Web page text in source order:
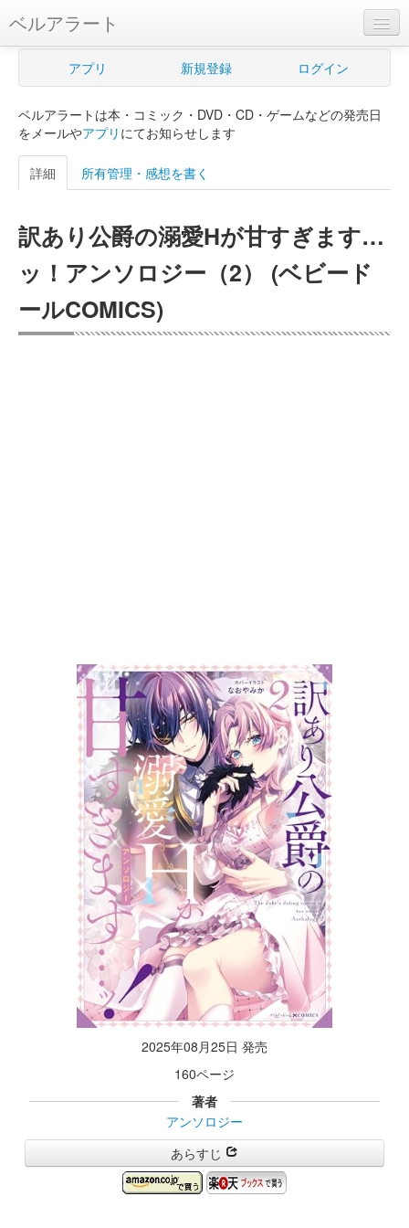
ベルアラート
ベルアラートとは
新規登録
ログイン
購入管理
Myシェルフ
プレミアム
アプリ 新規登録 ログイン
ベルアラートは本・コミック・DVD・CD・ゲームなどの発売日
をメールやアプリ にてお知らせします
詳細 所有管理・感想を書く
訳あり公爵の溺愛Hが甘すぎます…
ッ！アンソロジー（2） (ベビード
ールCOMICS)
2025年08月25日 発売
160ページ
著者
アンソロジー
あらすじ